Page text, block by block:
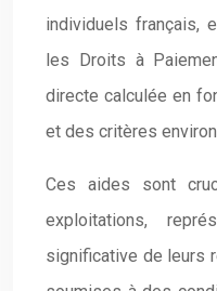
individuels français,
les Droits à
directe calculée en
et des critères
Ces aides sont
exploitations,
significative de leurs